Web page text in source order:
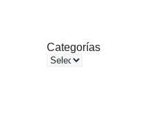
Categorías